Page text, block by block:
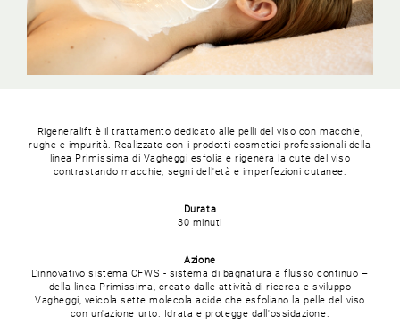
Rigeneralift è il trattamento dedicato alle pelli del viso con macchie,
rughe e impurità. Realizzato con i prodotti cosmetici professionali della
linea Primissima di Vagheggi esfolia e rigenera la cute del viso
contrastando macchie, segni dell'età e imperfezioni cutanee.
Durata
30 minuti
Azione
L'innovativo sistema CFWS - sistema di bagnatura a flusso continuo –
della linea Primissima, creato dalle attività di ricerca e sviluppo
Vagheggi, veicola sette molecola acide che esfoliano la pelle del viso
con un'azione urto. Idrata e protegge dall'ossidazione.